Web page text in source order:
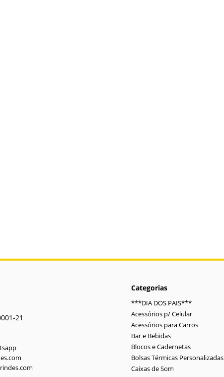
21
Categorias
***DIA DOS PAIS***
Acessórios p/ Celular
Acessórios para Carros
Bar e Bebidas
Blocos e Cadernetas
Bolsas Térmicas Personalizadas
Caixas de Som